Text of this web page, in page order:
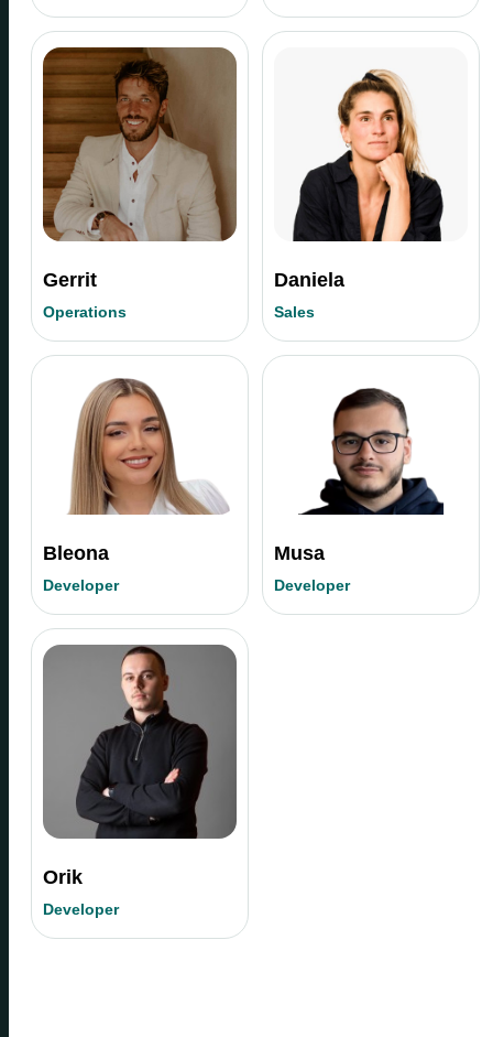
Gerrit
Operations
Daniela
Sales
Bleona
Developer
Musa
Developer
Orik
Developer